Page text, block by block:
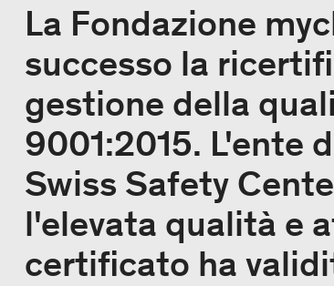
La Fondazione
successo la
gestione della
9001:2015. L'ente
Swiss Safety
l'elevata qualità e
certificato ha